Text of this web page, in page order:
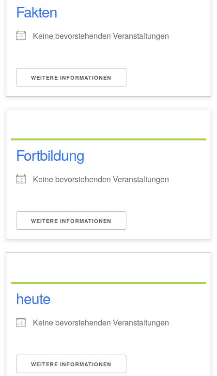
Fakten
Keine bevorstehenden Veranstaltungen
WEITERE INFORMATIONEN
Fortbildung
Keine bevorstehenden Veranstaltungen
WEITERE INFORMATIONEN
heute
Keine bevorstehenden Veranstaltungen
WEITERE INFORMATIONEN